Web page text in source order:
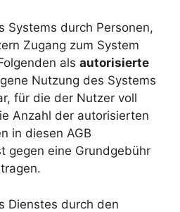
Systems durch Personen,
Zugang zum System
als autorisierte
Nutzung des Systems
für die der Nutzer voll
Anzahl der autorisierten
in diesen AGB
gegen eine Grundgebühr
Dienstes durch den